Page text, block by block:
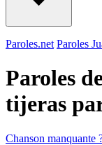
Paroles.net Paroles
Paroles
tijeras
Chanson manquante